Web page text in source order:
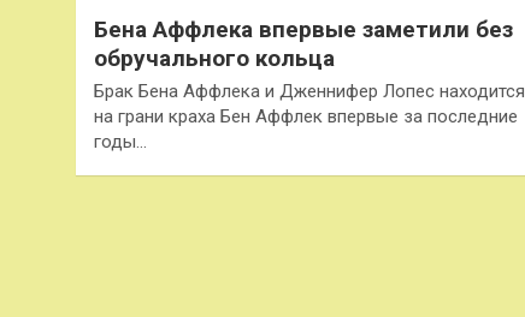
Бена Аффлека впервые заметили без
обручального кольца
Брак Бена Аффлека и Дженнифер Лопес находится
на грани краха Бен Аффлек впервые за последние
годы…